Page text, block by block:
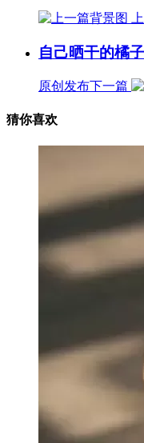
自己晒干的橘
原创发布下一篇
猜你喜欢